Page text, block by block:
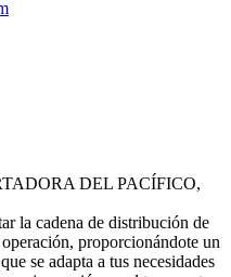
DEL PACÍFICO,
la cadena de distribución de
proporcionándote un
se adapta a tus necesidades